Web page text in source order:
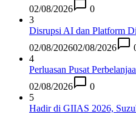
02/08/2026
0
3
Disrupsi AI dan Platform
02/08/202602/08/2026
4
Perluasan Pusat
02/08/2026
0
5
Hadir di GIIAS 2026,